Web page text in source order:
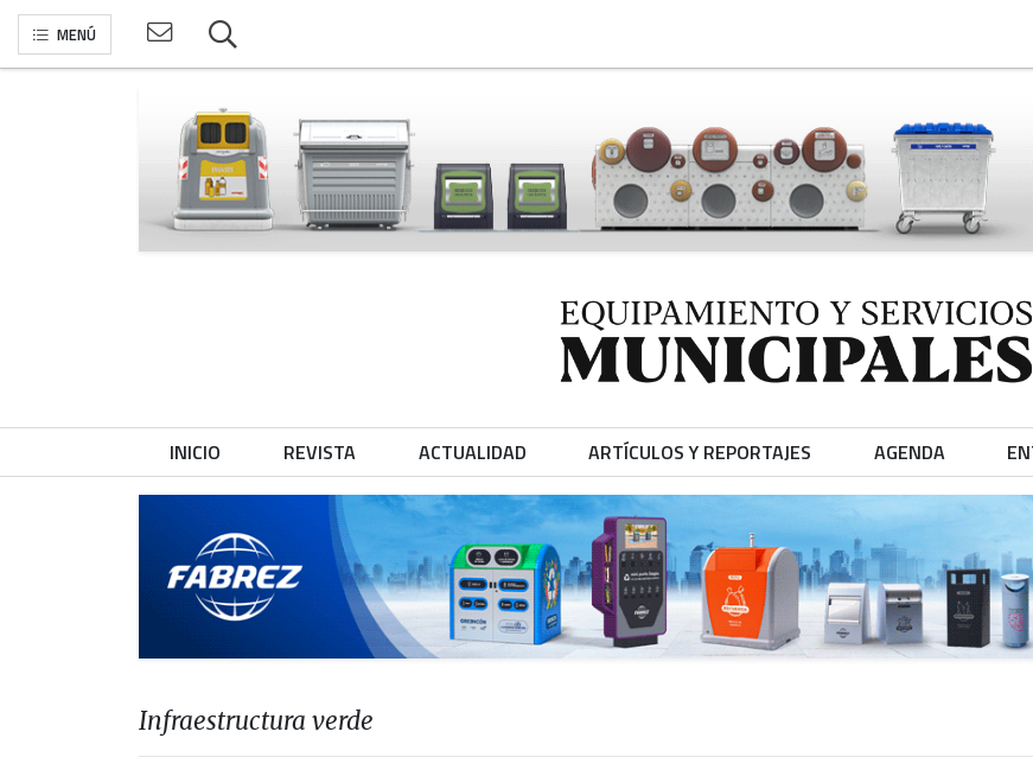
MENÚ
INICIO REVISTA ACTUALIDAD ARTÍCULOS Y REPORTAJES AGENDA
Infraestructura verde